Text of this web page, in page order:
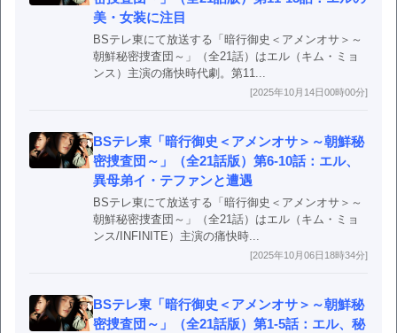
美・女装に注目
BSテレ東にて放送する「暗行御史＜アメンオサ＞～
朝鮮秘密捜査団～」（全21話）はエル（キム・ミョ
ンス）主演の痛快時代劇。第11...
[2025年10月14日00時00分]
BSテレ東「暗行御史＜アメンオサ＞～朝鮮秘
密捜査団～」（全21話版）第6-10話：エル、
異母弟イ・テファンと遭遇
BSテレ東にて放送する「暗行御史＜アメンオサ＞～
朝鮮秘密捜査団～」（全21話）はエル（キム・ミョ
ンス/INFINITE）主演の痛快時...
[2025年10月06日18時34分]
BSテレ東「暗行御史＜アメンオサ＞～朝鮮秘
密捜査団～」（全21話版）第1-5話：エル、秘